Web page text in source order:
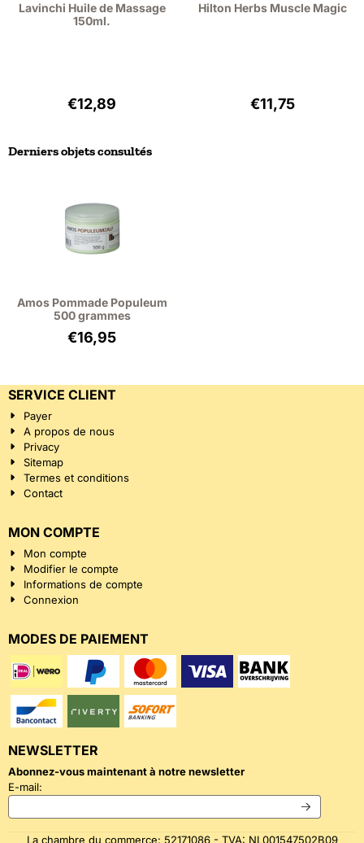
Lavinchi Huile de Massage
150ml.
Prix: 12,89, hors TVA : 10,65
€12,89
Hilton Herbs Muscle Magic
Prix: 11,75, hors
€11,75
Derniers objets consultés
Amos Pommade Populeum
500 grammes
€16,95
SERVICE CLIENT
Payer
A propos de nous
Privacy
Sitemap
Termes et conditions
Contact
MON COMPTE
Mon compte
Modifier le compte
Informations de compte
Connexion
MODES DE PAIEMENT
NEWSLETTER
Abonnez-vous maintenant à notre newsletter
E-mail:
La chambre du commerce: 52171086 - TVA: NL001547502B09